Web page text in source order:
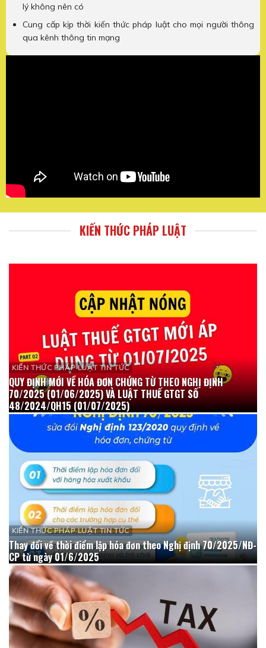
lý không nên có
Cung cấp kịp thời kiến thức pháp luật cho mọi người thông
qua kênh thông tin mạng
KIẾN THỨC PHÁP LUẬT
KIẾN THỨC PHÁP LUẬT TIN TỨC
QUY ĐỊNH MỚI VỀ HÓA ĐƠN CHỨNG TỪ THEO NGHỊ ĐỊNH
70/2025 (01/06/2025) VÀ LUẬT THUẾ GTGT SỐ
48/2024/QH15 (01/07/2025)
KIẾN THỨC PHÁP LUẬT TIN TỨC
Thay đổi về thời điểm lập hóa đơn theo Nghị định 70/2025/NĐ-
CP từ ngày 01/6/2025